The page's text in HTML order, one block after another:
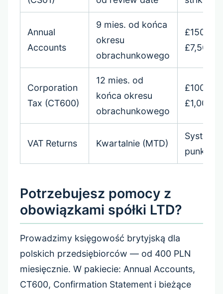
Annual
Accounts
9 mies. od końca
okresu
obrachunkowego
£150–
£7,500
Corporation
Tax (CT600)
12 mies. od
końca okresu
obrachunkowego
£100–
£1,000+
VAT Returns Kwartalnie (MTD)
System
Potrzebujesz pomocy z
obowiązkami spółki LTD?
Prowadzimy księgowość brytyjską dla
polskich przedsiębiorców — od 400 PLN
miesięcznie. W pakiecie: Annual Accounts,
CT600, Confirmation Statement i bieżące